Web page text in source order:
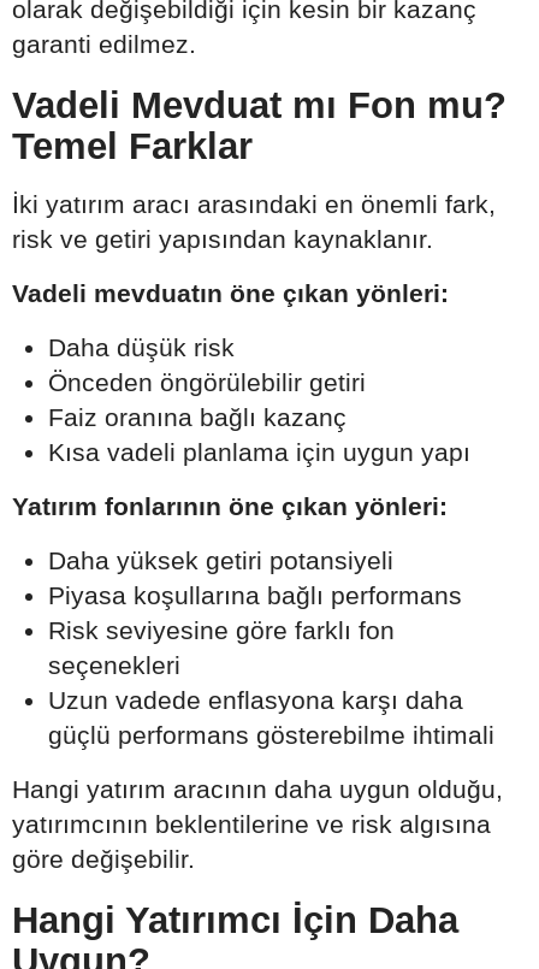
olarak değişebildiği için kesin bir kazanç
garanti edilmez.
Vadeli Mevduat mı Fon mu?
Temel Farklar
İki yatırım aracı arasındaki en önemli fark,
risk ve getiri yapısından kaynaklanır.
Vadeli mevduatın öne çıkan yönleri:
Daha düşük risk
Önceden öngörülebilir getiri
Faiz oranına bağlı kazanç
Kısa vadeli planlama için uygun yapı
Yatırım fonlarının öne çıkan yönleri:
Daha yüksek getiri potansiyeli
Piyasa koşullarına bağlı performans
Risk seviyesine göre farklı fon
seçenekleri
Uzun vadede enflasyona karşı daha
güçlü performans gösterebilme ihtimali
Hangi yatırım aracının daha uygun olduğu,
yatırımcının beklentilerine ve risk algısına
göre değişebilir.
Hangi Yatırımcı İçin Daha